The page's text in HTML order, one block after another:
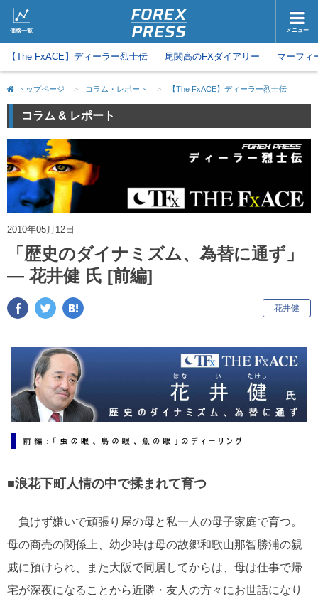
価格一覧 メニュー
ホーム ニュース
取引会社 マーケット
コラム・レポート
ツイッター 動画
【The FxACE】ディーラー烈士伝 尾関高のFXダイアリー マーフィ
トップページ > コラム・レポート > 【The FxACE】ディーラー烈士伝
コラム & レポート
2010年05月12日
「歴史のダイナミズム、為替に通ず」
― 花井健 氏 [前編]
キ
ー
ー
ド
花井健
■浪花下町人情の中で揉まれて育つ
負けず嫌いで頑張り屋の母と私一人の母子家庭で育つ。
母の商売の関係上、幼少時は母の故郷和歌山那智勝浦の親
戚に預けられ、また大阪で同居してからは、母は仕事で帰
宅が深夜になることから近隣・友人の方々にお世話になり